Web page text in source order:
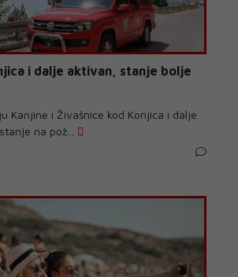
i dalje aktivan, stanje bolje
Kanjine i Živašnice kod Konjica i dalje
na pož...